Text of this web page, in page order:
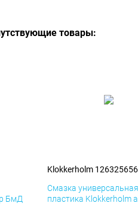
товары:
БмД
Klokkerholm
Смазка универсальная
пластика Klokkerholm